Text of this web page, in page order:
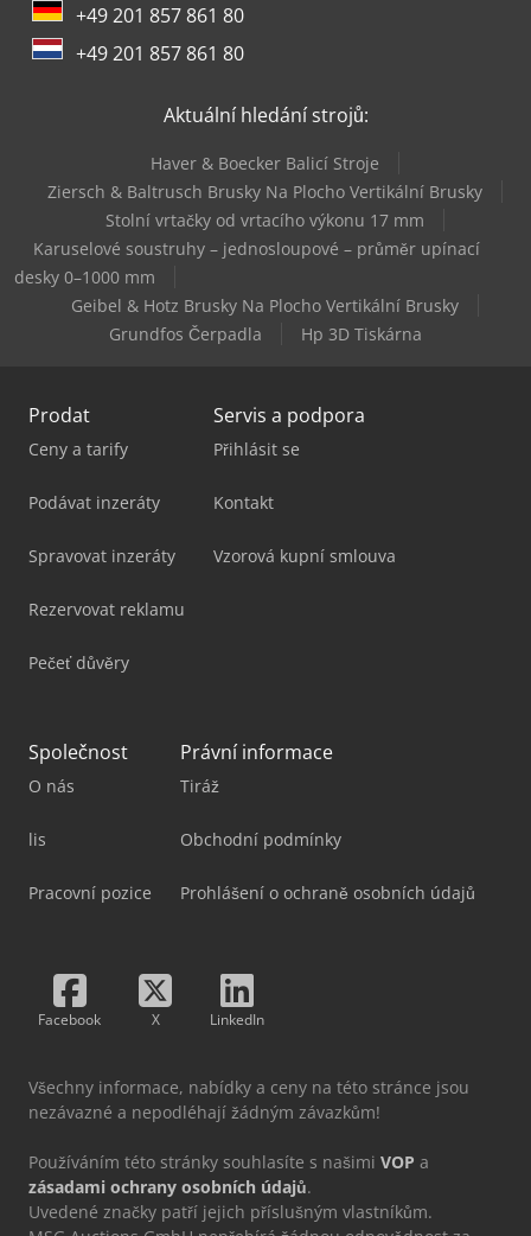
Solaris Urbino 18
Vezeko Motovan
+49 201 857 861 80
+49 201 857 861 80
Aktuální hledání strojů:
Haver & Boecker Balicí Stroje
Ziersch & Baltrusch Brusky Na Plocho Vertikální Brusky
Stolní vrtačky od vrtacího výkonu 17 mm
Karuselové soustruhy – jednosloupové – průměr upínací
desky 0–1000 mm
Geibel & Hotz Brusky Na Plocho Vertikální Brusky
Grundfos Čerpadla
Hp 3D Tiskárna
Prodat
Ceny a tarify
Podávat inzeráty
Spravovat inzeráty
Rezervovat reklamu
Pečeť důvěry
Servis a podpora
Přihlásit se
Kontakt
Vzorová kupní smlouva
Společnost
O nás
lis
Pracovní pozice
Právní informace
Tiráž
Obchodní podmínky
Prohlášení o ochraně osobních údajů
Facebook X LinkedIn
Všechny informace, nabídky a ceny na této stránce jsou
nezávazné a nepodléhají žádným závazkům!
Používáním této stránky souhlasíte s našimi VOP a
zásadami ochrany osobních údajů.
Uvedené značky patří jejich příslušným vlastníkům.